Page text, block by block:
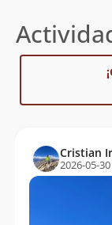
Cristian
2026-05-30